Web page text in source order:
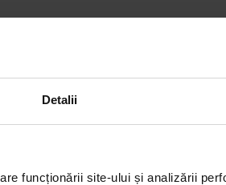
Detalii
funcționării site-ului și analizării